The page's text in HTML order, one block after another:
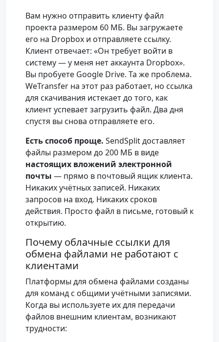
Вам нужно отправить клиенту файл
проекта размером 60 МБ. Вы загружаете
его на Dropbox и отправляете ссылку.
Клиент отвечает: «Он требует войти в
систему — у меня нет аккаунта Dropbox».
Вы пробуете Google Drive. Та же проблема.
WeTransfer на этот раз работает, но ссылка
для скачивания истекает до того, как
клиент успевает загрузить файл. Два дня
спустя вы снова отправляете его.
Есть способ проще. SendSplit доставляет
файлы размером до 200 МБ в виде
настоящих вложений электронной
почты — прямо в почтовый ящик клиента.
Никаких учётных записей. Никаких
запросов на вход. Никаких сроков
действия. Просто файл в письме, готовый к
открытию.
Почему облачные ссылки для
обмена файлами не работают с
клиентами
Платформы для обмена файлами созданы
для команд с общими учётными записями.
Когда вы используете их для передачи
файлов внешним клиентам, возникают
трудности: